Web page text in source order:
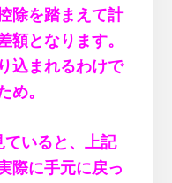
除を踏まえて計
額となります。
込まれるわけで
め。
ていると、上記
際に手元に戻っ